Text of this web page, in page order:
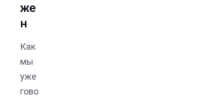
же
н
Как
мы
уже
гово